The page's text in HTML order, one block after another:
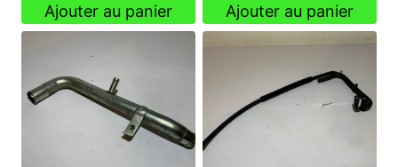
Ajouter au panier Ajouter au panier